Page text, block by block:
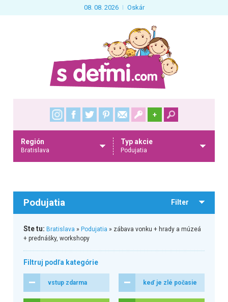
08. 08. 2026 Oskár
+
Región
Bratislava
Typ akcie
Podujatia
Podujatia Filter
Ste tu: Bratislava » Podujatia » zábava vonku + hrady a múzeá
+ prednášky, workshopy
Filtruj podľa kategórie
vstup zdarma keď je zlé počasie